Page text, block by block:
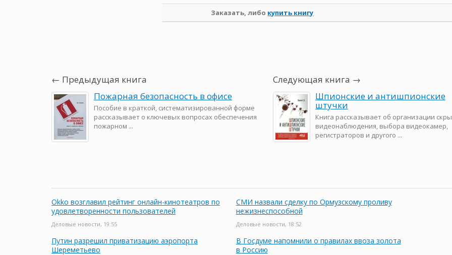
Заказать, либо купить книгу
← Предыдущая книга
Пожарная безопасность в офисе
Пособие в краткой, систематизированной форме
рассказывает о ключевых вопросах обеспечения
пожарном ...
Следующая книга →
Шпионские и антишпионские
штучки
Книга рассказывает об организации
видеонаблюдения, выбора видеокамер,
регистраторов и другого ...
Okko возглавил рейтинг онлайн-кинотеатров по
удовлетворенности пользователей
Деловые новости, 19:55
СМИ назвали сделку по Ормузскому проливу
нежизнеспособной
Деловые новости, 18:52
Путин разрешил приватизацию аэропорта
Шереметьево
В Госдуме напомнили о правилах ввоза золота
в Россию